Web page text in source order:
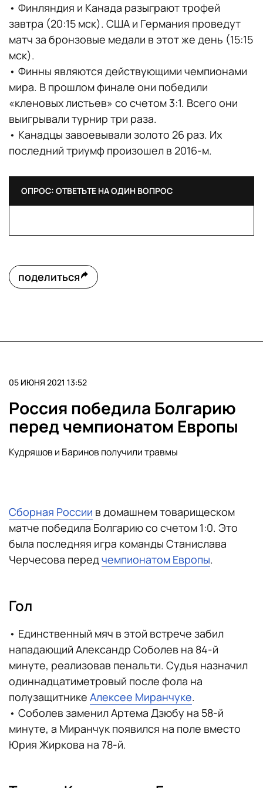
• Финляндия и Канада разыграют трофей
завтра (20:15 мск). США и Германия проведут
матч за бронзовые медали в этот же день (15:15
мск).
• Финны являются действующими чемпионами
мира. В прошлом финале они победили
«кленовых листьев» со счетом 3:1. Всего они
выигрывали турнир три раза.
• Канадцы завоевывали золото 26 раз. Их
последний триумф произошел в 2016-м.
ОПРОС: ОТВЕТЬТЕ НА ОДИН ВОПРОС
поделиться
05 ИЮНЯ 2021 13:52
Россия победила Болгарию
перед чемпионатом Европы
Кудряшов и Баринов получили травмы
Сборная России в домашнем товарищеском
матче победила Болгарию со счетом 1:0. Это
была последняя игра команды Станислава
Черчесова передчемпионатом Европы.
Гол
• Единственный мяч в этой встрече забил
нападающий Александр Соболев на 84-й
минуте, реализовав пенальти. Судья назначил
одиннадцатиметровый после фола на
полузащитнике Алексее Миранчуке.
• Соболев заменил Артема Дзюбу на 58-й
минуте, а Миранчук появился на поле вместо
Юрия Жиркова на 78-й.